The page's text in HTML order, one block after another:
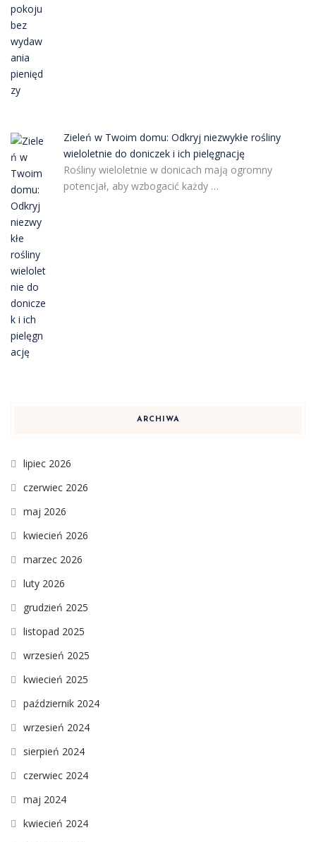
Zieleń w Twoim domu: Odkryj niezwykłe rośliny
wieloletnie do doniczek i ich pielęgnację
Rośliny wieloletnie w donicach mają ogromny
potencjał, aby wzbogacić każdy …
ARCHIWA
lipiec 2026
czerwiec 2026
maj 2026
kwiecień 2026
marzec 2026
luty 2026
grudzień 2025
listopad 2025
wrzesień 2025
kwiecień 2025
październik 2024
wrzesień 2024
sierpień 2024
czerwiec 2024
maj 2024
kwiecień 2024